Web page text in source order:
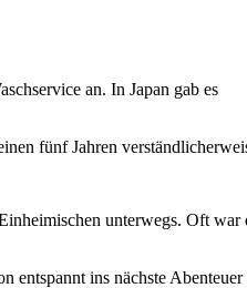
an. In Japan gab es
fünf Jahren
unterwegs. Oft war
ins nächste Abenteuer